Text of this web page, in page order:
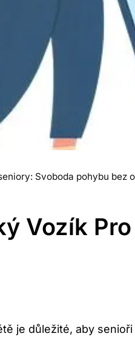
Svoboda pohybu bez
Vozík
je důležité, aby